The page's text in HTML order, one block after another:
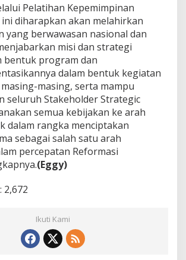
Pelatihan Kepemimpinan
diharapkan akan melahirkan
yang berwawasan nasional dan
misi dan strategi
bentuk program dan
dalam bentuk kegiatan
masing, serta mampu
seluruh Stakeholder Strategic
semua kebijakan ke arah
dalam rangka menciptakan
sebagai salah satu arah
percepatan Reformasi
(Eggy)
2,672
Ikuti Kami